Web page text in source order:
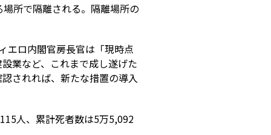
所で隔離される。隔離場所の
エロ内閣官房長官は「現時点
業など、これまで成し遂げた
されれば、新たな措置の導入
人、累計死者数は5万5,092